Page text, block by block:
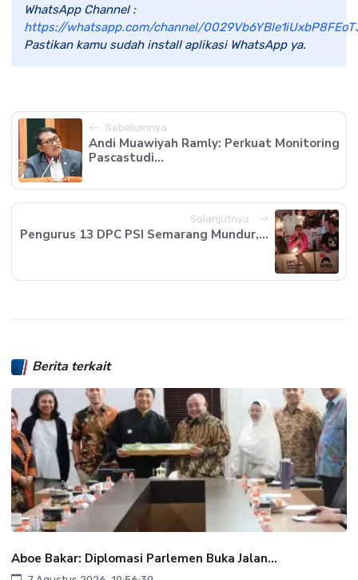
WhatsApp Channel :
https://whatsapp.com/channel/
Pastikan kamu sudah install aplikasi WhatsApp ya.
Sebelumnya
Andi Muawiyah Ramly: Perkuat Monitoring
Pascastudi...
Selanjutnya
Pengurus 13 DPC PSI Semarang Mundur,...
Berita terkait
Aboe Bakar: Diplomasi Parlemen Buka Jalan...